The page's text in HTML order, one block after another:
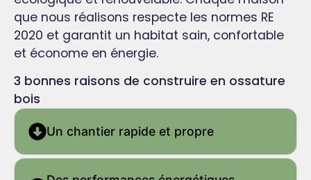
que nous réalisons respecte les normes RE
2020 et garantit un habitat sain, confortable
et économe en énergie.
3 bonnes raisons de construire en ossature
bois
Un chantier rapide et propre